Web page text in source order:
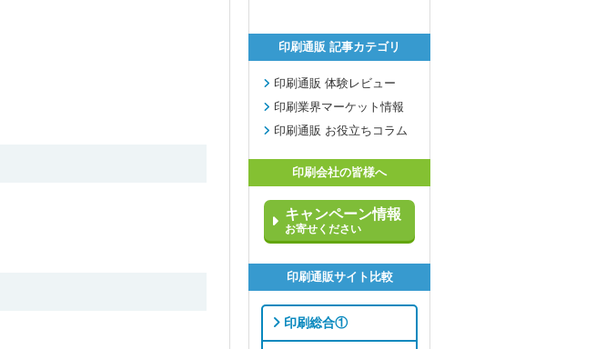
印刷通販 記事カテゴリ
印刷通販 体験レビュー
印刷業界マーケット情報
印刷通販 お役立ちコラム
印刷会社の皆様へ
キャンペーン情報
お寄せください
印刷通販サイト比較
印刷総合①